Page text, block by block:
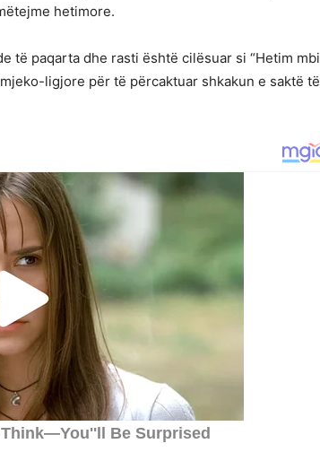
hetimore.
të paqarta dhe rasti është cilësuar si “Hetim mbi
ligjore për të përcaktuar shkakun e saktë të